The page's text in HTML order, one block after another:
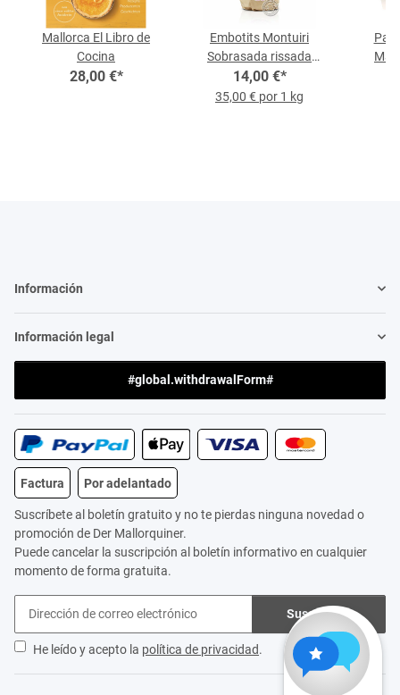
Mallorca El Libro de
Cocina
28,00 €*
Embotits Montuiri
Sobrasada rissada
picante
14,00 €*
35,00 € por 1 kg
Información
Información legal
#global.withdrawalForm#
Factura Por adelantado
Suscríbete al boletín gratuito y no te pierdas ninguna novedad o
promoción de Der Mallorquiner.
Puede cancelar la suscripción al boletín informativo en cualquier
momento de forma gratuita.
Suscribirse
He leído y acepto la política de privacidad.